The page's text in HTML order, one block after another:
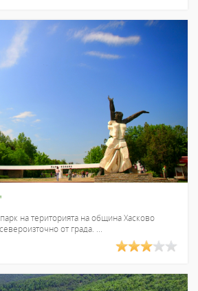
на територията на община Хасково
от града. ...